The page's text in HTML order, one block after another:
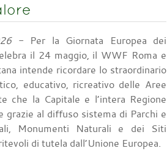
- Per la Giornata Europea dei
il 24 maggio, il WWF Roma e
intende ricordare lo straordinario
educativo, ricreativo delle Aree
che la Capitale e l’intera Regione
grazie al diffuso sistema di Parchi e
Monumenti Naturali e dei Siti
di tutela dall’Unione Europea.